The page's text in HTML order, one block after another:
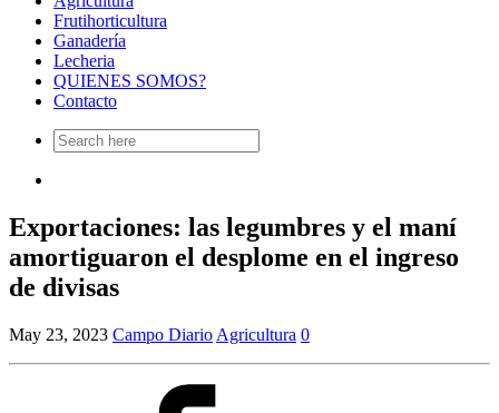
Frutihorticultura
Ganadería
Lecheria
QUIENES SOMOS?
Contacto
Search
for:
Exportaciones: las legumbres y el maní
amortiguaron el desplome en el ingreso
de divisas
May 23, 2023 Campo Diario Agricultura 0